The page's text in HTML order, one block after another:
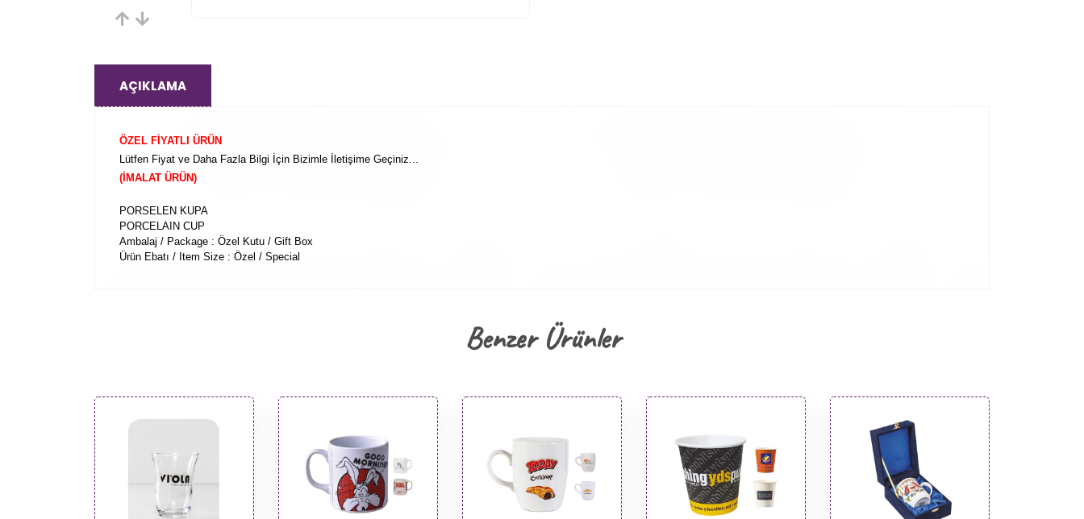
AÇIKLAMA
ÖZEL FİYATLI ÜRÜN
Lütfen Fiyat ve Daha Fazla Bilgi İçin Bizimle İletişime Geçiniz...
(İMALAT ÜRÜN)
PORSELEN KUPA
PORCELAIN CUP
Ambalaj / Package : Özel Kutu / Gift Box
Ürün Ebatı / Item Size : Özel / Special
Benzer Ürünler